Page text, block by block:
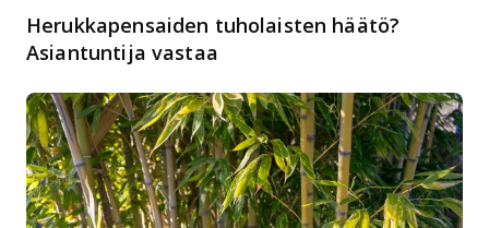
Herukkapensaiden tuholaisten häätö?
Asiantuntija vastaa